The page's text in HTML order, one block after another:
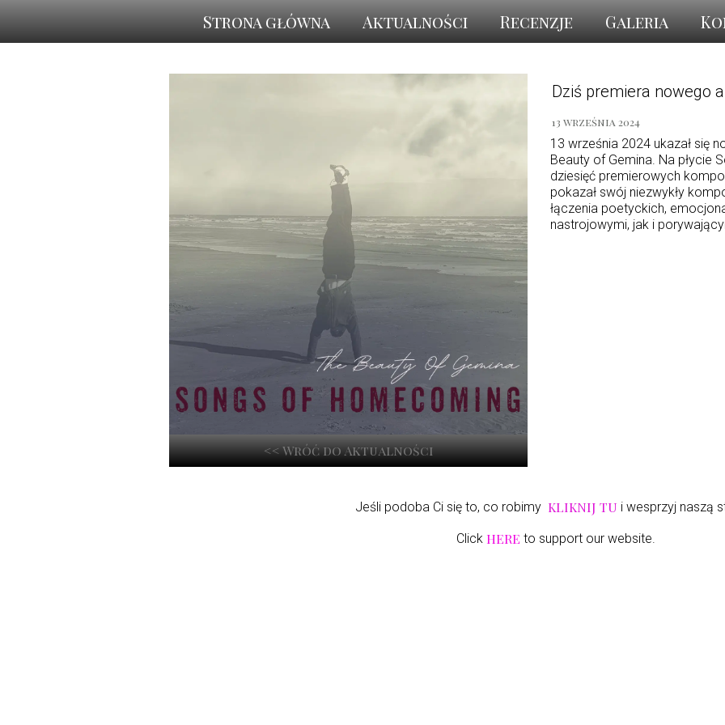
Jeśli podoba Ci się to, co robimy KLIKNIJ TU i wesprzyj naszą
Click HERE to support our website.
Strona główna Aktualności Recenzje Galeria
Dziś premiera nowego
<< Wróć do Aktualności
13 września 2024
13 września 2024 ukazał się
Beauty of Gemina. Na płycie
dziesięć premierowych
pokazał swój niezwykły
łączenia poetyckich,
nastrojowymi, jak i